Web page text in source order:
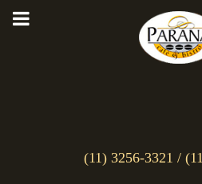
(11) 3256-3321 /